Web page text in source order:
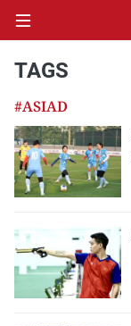
CHÍNH TRỊ
KINH TẾ
XÃ HỘI
PHÁP LUẬT
TAGS
#ASIAD